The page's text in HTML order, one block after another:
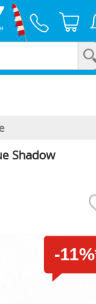
Shadow
-